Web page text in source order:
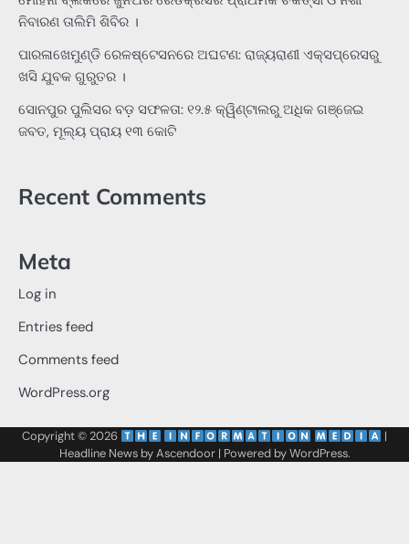
ନିବାରଣ ତାଲିମି ଶିବିର ।
ପାରଳାଖେମୁଣ୍ଡି ରେଳଷ୍ଟେସନରେ ଅଘଟଣ: ରାଜ୍ୟରାଣୀ ଏକ୍ସପ୍ରେସରୁ
ଖସି ଯୁବକ ଗୁରୁତର ।
ସୋନପୁର ପୁଲିସର ବଡ଼ ସଫଳତା: ୧୨.୫ କ୍ୱିଣ୍ଟାଲରୁ ଅଧିକ ଗଞ୍ଜେଇ
ଜବତ, ମୂଲ୍ୟ ପ୍ରାୟ ୧୩ କୋଟି
Recent Comments
Meta
Log in
Entries feed
Comments feed
WordPress.org
Copyright © 2026
|
Headline News byAscendoor| Powered byWordPress.